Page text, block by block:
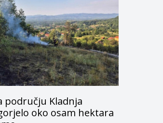
području Kladnja
oko osam hektara